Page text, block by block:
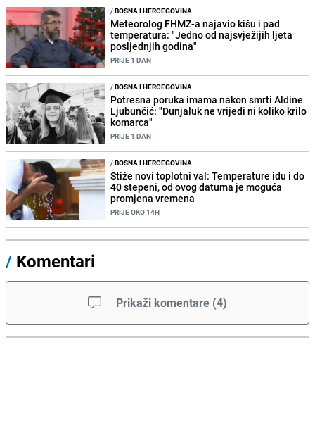
/BOSNA I HERCEGOVINA
Meteorolog FHMZ-a najavio kišu i pad
temperatura: "Jedno od najsvježijih ljeta
posljednjih godina"
PRIJE 1 DAN
/BOSNA I HERCEGOVINA
Potresna poruka imama nakon smrti Aldine
Ljubunčić: "Dunjaluk ne vrijedi ni koliko krilo
komarca"
PRIJE 1 DAN
/BOSNA I HERCEGOVINA
Stiže novi toplotni val: Temperature idu i do
40 stepeni, od ovog datuma je moguća
promjena vremena
PRIJE OKO 14H
/ Komentari
Prikaži komentare (4)